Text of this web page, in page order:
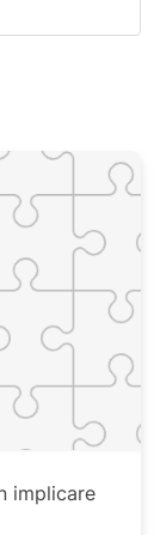
implicare